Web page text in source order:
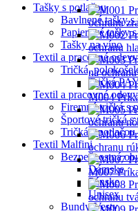
Tašky s potlačou
Bavlnené tašky s
Papierové tašky
Tašky na víno
Textil a pracovné
Tričká,
Tričká
Textil a pracovné
Firemné tričká s
Športové tričká s
Tričká s potlačou
Textil Malfini
Bezpečnostná
Dámske
Pánske
Unisex
Bundy-Vesty
ochranu
ochranu
na
M004
ochranu
ochranu
M007
ochranu